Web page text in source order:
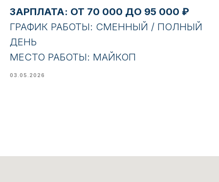
ЗАРПЛАТА: ОТ 70 000 ДО 95 000 ₽
ГРАФИК РАБОТЫ: СМЕННЫЙ / ПОЛНЫЙ
ДЕНЬ
МЕСТО РАБОТЫ: МАЙКОП
03.05.2026